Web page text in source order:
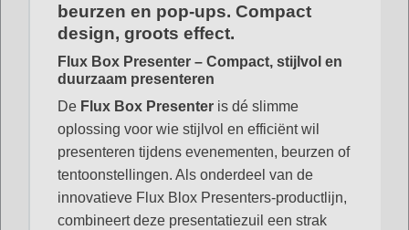
beurzen en pop-ups. Compact
design, groots effect.
Flux Box Presenter – Compact, stijlvol en
duurzaam presenteren
De Flux Box Presenter is dé slimme
oplossing voor wie stijlvol en efficiënt wil
presenteren tijdens evenementen, beurzen of
tentoonstellingen. Als onderdeel van de
innovatieve Flux Blox Presenters-productlijn,
combineert deze presentatiezuil een strak